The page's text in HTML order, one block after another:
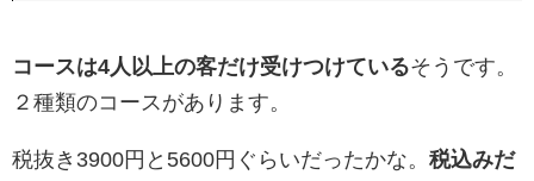
コースは4人以上の客だけ受けつけているそうです。
２種類のコースがあります。
税抜き3900円と5600円ぐらいだったかな。 税込みだ